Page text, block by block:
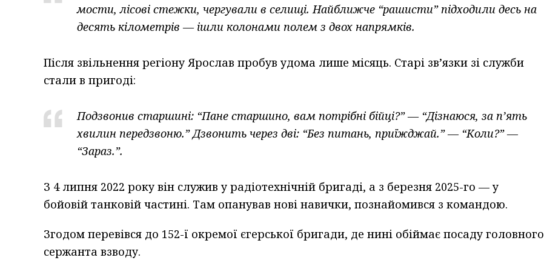
мости, лісові стежки, чергували в селищі. Найближче “рашисти” підходили десь на
десять кілометрів — ішли колонами полем з двох напрямків.
Після звільнення регіону Ярослав пробув удома лише місяць. Старі зв’язки зі служби
стали в пригоді:
Подзвонив старшині: “Пане старшино, вам потрібні бійці?” — “Дізнаюся, за п’ять
хвилин передзвоню.” Дзвонить через дві: “Без питань, приїжджай.” — “Коли?” —
“Зараз.”.
З 4 липня 2022 року він служив у радіотехнічній бригаді, а з березня 2025-го — у
бойовій танковій частині. Там опанував нові навички, познайомився з командою.
Згодом перевівся до 152-ї окремої єгерської бригади, де нині обіймає посаду головного
сержанта взводу.